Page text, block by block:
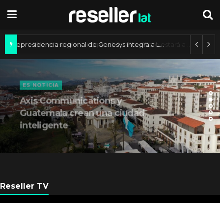
ES NOTICIA
Axis Communications y
Guatemala crean una ciudad
inteligente
Reseller TV